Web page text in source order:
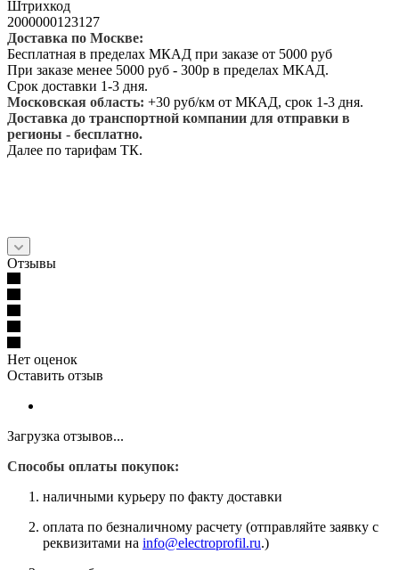
Штрихкод
2000000123127
Доставка по Москве:
Бесплатная в пределах МКАД при заказе от 5000 руб
При заказе менее 5000 руб - 300р в пределах МКАД.
Срок доставки 1-3 дня.
Московская область: +30 руб/км от МКАД, срок 1-3 дня.
Доставка до транспортной компании для отправки в
регионы - бесплатно.
Далее по тарифам ТК.
Отзывы
Нет оценок
Оставить отзыв
Загрузка отзывов...
Способы оплаты покупок:
наличными курьеру по факту доставки
оплата по безналичному расчету (отправляйте заявку с
реквизитами на info@electroprofil.ru.)